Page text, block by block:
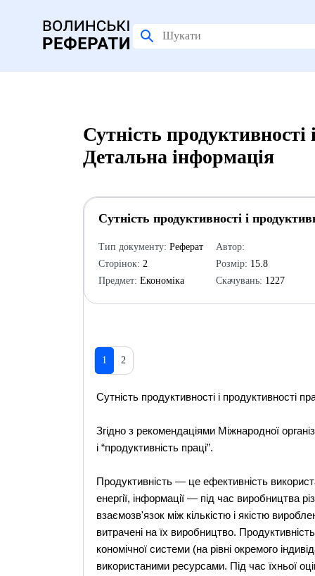
Сутність продуктивності
Детальна інформація
Сутність продуктивності і
Тип документу: Реферат
Сторінок: 2
Предмет: Економіка
Автор:
Розмір: 15.8
Скачувань: 1227
1 2
Сутність продуктивності і продуктивності
Згідно з рекомендаціями Міжнародної
і “продуктивність праці”.
Продуктивність — це ефективність
енергії, інформації — під час виробництва
взаємозв'язок між кількістю і якістю
витрачені на їх виробництво.
кономічної системи (на рівні окремого
використаними ресурсами. Під час їхньої